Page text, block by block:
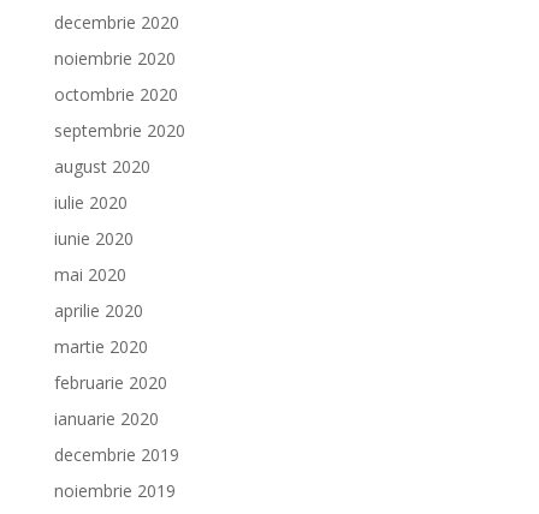
decembrie 2020
noiembrie 2020
octombrie 2020
septembrie 2020
august 2020
iulie 2020
iunie 2020
mai 2020
aprilie 2020
martie 2020
februarie 2020
ianuarie 2020
decembrie 2019
noiembrie 2019